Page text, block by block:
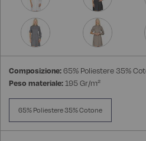
Composizione:65% Poliestere 35%
Peso materiale:195 Gr/m²
65% Poliestere 35% Cotone